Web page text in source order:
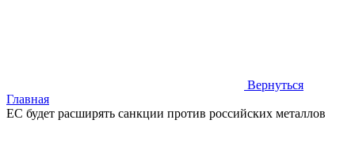
Вернуться
Главная
ЕС будет расширять санкции против российских металлов